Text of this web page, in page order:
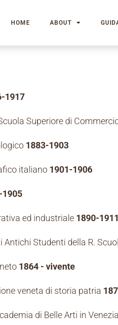
HOME ABOUT
1917
Superiore di
1883-1903
italiano 1901-1906
1905
ed industriale 1890-1911
Antichi Studenti della R.
1864 - vivente
veneta di storia patria
di Belle Arti in Venezia